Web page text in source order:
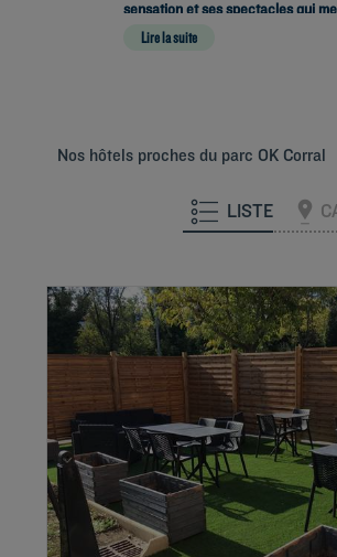
sensation et ses spectacles qui
Lire la suite
Nos hôtels proches du parc OK Corral
LISTE